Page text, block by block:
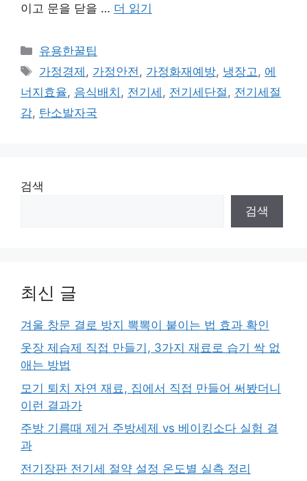
이고 문을 닫을 … 더 읽기
카
테
고
리
유용한꿀팁
태
그
가정경제 , 가정안전 , 가정화재예방, 냉장고 , 에
너지효율, 음식배치 , 전기세 , 전기세단절 , 전기세절
감, 탄소발자국
검색
검색
최신 글
겨울 창문 결로 방지 뽁뽁이 붙이는 법 효과 확인
옷장 제습제 직접 만들기, 3가지 재료로 습기 싹 없
애는 방법
모기 퇴치 자연 재료, 집에서 직접 만들어 써봤더니
이런 결과가
주방 기름때 제거 주방세제 vs 베이킹소다 실험 결
과
전기장판 전기세 절약 설정 온도별 실측 정리